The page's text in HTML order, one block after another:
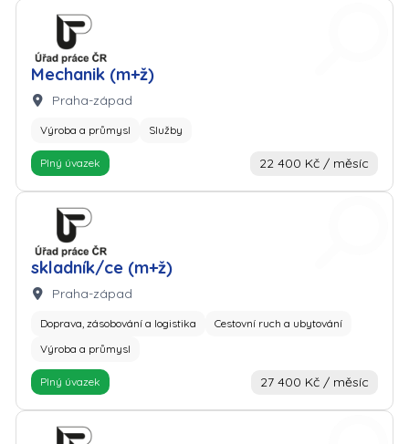
Mechanik (m+ž)
Zaměstnavatel: Úřad práce
Lokalita:
Praha-západ
Výroba a průmysl Služby
Plný úvazek 22 400 Kč / měsíc
skladník/ce (m+ž)
Zaměstnavatel: Úřad práce
Lokalita:
Praha-západ
Doprava, zásobování a logistika
Cestovní ruch a ubytování
Výroba a průmysl
Plný úvazek 27 400 Kč / měsíc
Zaměstnavatel: Úřad práce